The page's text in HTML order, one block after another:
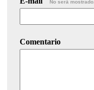
No será mostrado.
Comentario